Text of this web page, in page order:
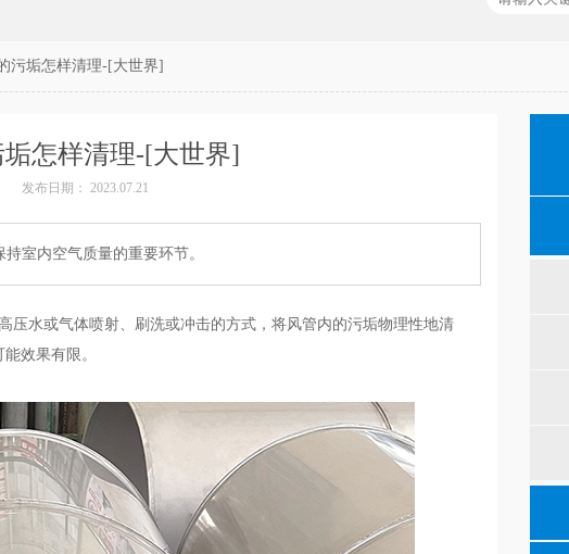
污垢怎样清理-[大世界]
怎样清理-[大世界]
发布日期： 2023.07.21
室内空气质量的重要环节。
压水或气体喷射、刷洗或冲击的方式，将风管内的污垢物理性地清
效果有限。